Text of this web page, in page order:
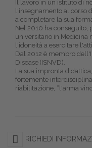
Il lavoro in un istituto di
l'insegnamento al corso
a completare la sua
Nel 2010 ha conseguito,
universitario in Medicina
l'idoneità a esercitare
Dal 2012 è membro
Disease (ISNVD).
La sua impronta
fortemente
riabilitazione, “l'arma
RICHIEDI